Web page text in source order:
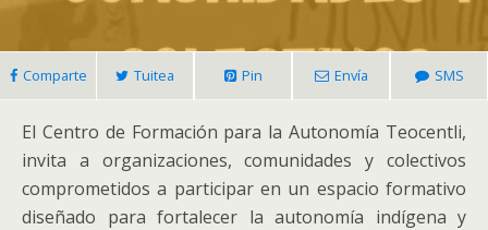
Comparte Tuitea Pin Envía SMS
El Centro de Formación para la Autonomía Teocentli,
invita a organizaciones, comunidades y colectivos
comprometidos a participar en un espacio formativo
diseñado para fortalecer la autonomía indígena y